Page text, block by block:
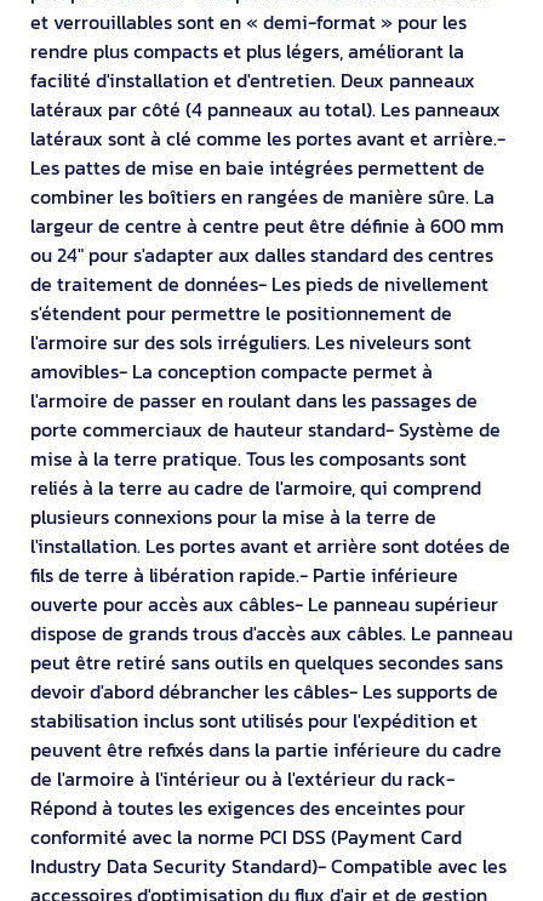
et verrouillables sont en « demi-format » pour les
rendre plus compacts et plus légers, améliorant la
facilité d'installation et d'entretien. Deux panneaux
latéraux par côté (4 panneaux au total). Les panneaux
latéraux sont à clé comme les portes avant et arrière.-
Les pattes de mise en baie intégrées permettent de
combiner les boîtiers en rangées de manière sûre. La
largeur de centre à centre peut être définie à 600 mm
ou 24" pour s'adapter aux dalles standard des centres
de traitement de données- Les pieds de nivellement
s'étendent pour permettre le positionnement de
l'armoire sur des sols irréguliers. Les niveleurs sont
amovibles- La conception compacte permet à
l'armoire de passer en roulant dans les passages de
porte commerciaux de hauteur standard- Système de
mise à la terre pratique. Tous les composants sont
reliés à la terre au cadre de l'armoire, qui comprend
plusieurs connexions pour la mise à la terre de
l'installation. Les portes avant et arrière sont dotées de
fils de terre à libération rapide.- Partie inférieure
ouverte pour accès aux câbles- Le panneau supérieur
dispose de grands trous d'accès aux câbles. Le panneau
peut être retiré sans outils en quelques secondes sans
devoir d'abord débrancher les câbles- Les supports de
stabilisation inclus sont utilisés pour l'expédition et
peuvent être refixés dans la partie inférieure du cadre
de l'armoire à l'intérieur ou à l'extérieur du rack-
Répond à toutes les exigences des enceintes pour
conformité avec la norme PCI DSS (Payment Card
Industry Data Security Standard)- Compatible avec les
accessoires d'optimisation du flux d'air et de gestion